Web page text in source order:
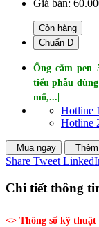
Giá bán:
Còn hàng
Chuẩn D
Ống cắm pen
tiểu phẫu
mổ,...|
Hotline
Hotline
Mua ngay
Share Tweet
Chi tiết thông
<> Thông số kỹ thuật